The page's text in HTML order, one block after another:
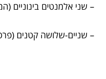
– שני אלמנטים בינוניים
– שניים-שלושה קטנים